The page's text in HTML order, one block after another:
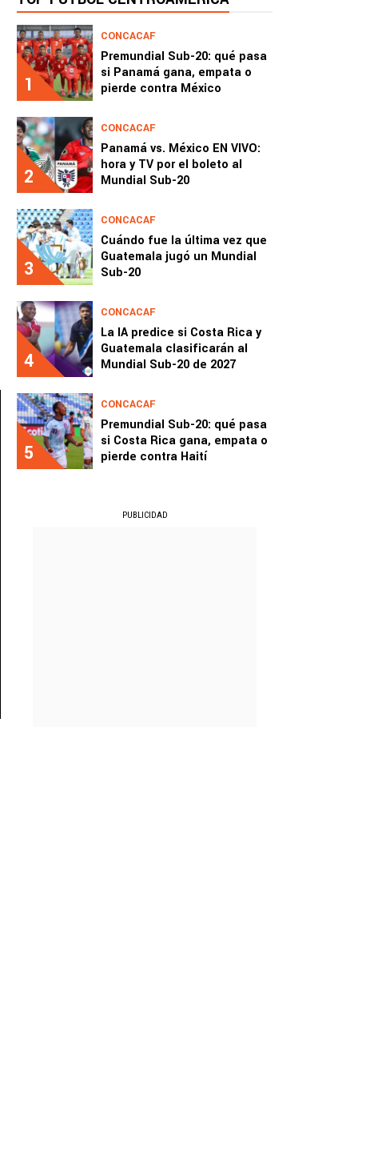
1
CONCACAF
Premundial Sub-20: qué pasa
si Panamá gana, empata o
pierde contra México
2
CONCACAF
Panamá vs. México EN VIVO:
hora y TV por el boleto al
Mundial Sub-20
3
CONCACAF
Cuándo fue la última vez que
Guatemala jugó un Mundial
Sub-20
4
CONCACAF
La IA predice si Costa Rica y
Guatemala clasificarán al
Mundial Sub-20 de 2027
5
CONCACAF
Premundial Sub-20: qué pasa
si Costa Rica gana, empata o
pierde contra Haití
PUBLICIDAD